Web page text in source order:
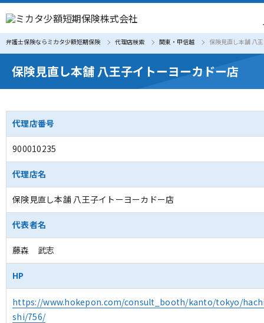
弁護士保険ならミカタ少額短期保険 代理店検索 関東・甲信越 保険見直し本舗 八
保険見直し本舗 八王子イトーヨーカドー店
代理店番号
900010235
代理店名
保険見直し本舗 八王子イトーヨーカドー店
代表者名
藤森 武志
HP
https://www.hokepon.com/consult_booth/kanto/tokyo/
shi/756/